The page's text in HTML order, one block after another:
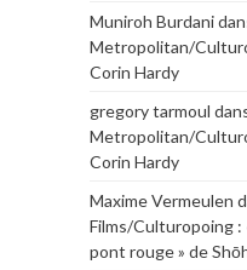
Muniroh Burdani
Metropolitan/
Corin Hardy
gregory tarmoul
Metropolitan/
Corin Hardy
Maxime Vermeulen
Films/Culturopoing :
pont rouge » de